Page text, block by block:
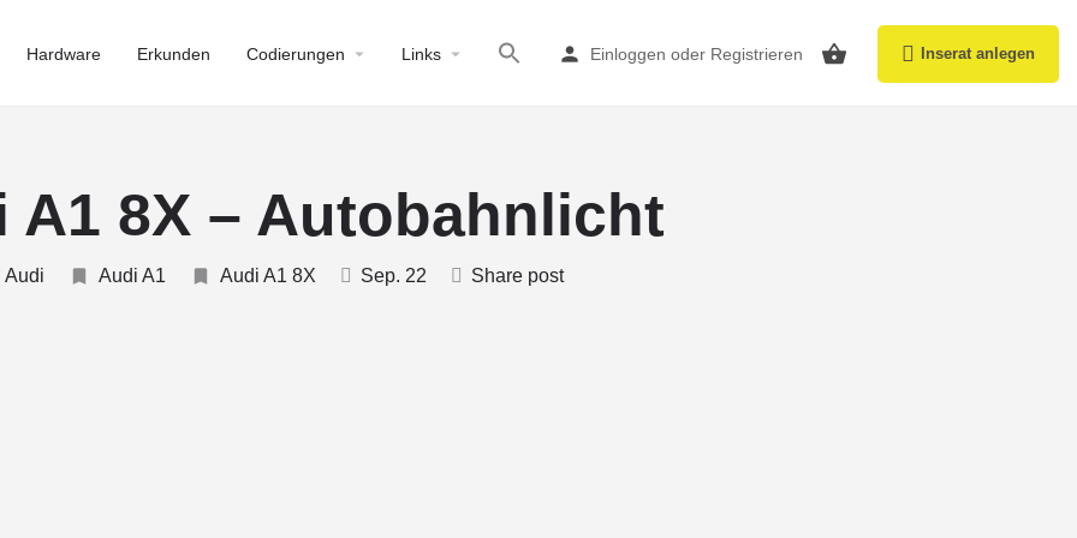
Hardware Erkunden Codierungen Links Einloggen oder Registrieren Inserat anlegen
A1 8X – Autobahnlicht
Audi Audi A1 Audi A1 8X Sep. 22 Share post